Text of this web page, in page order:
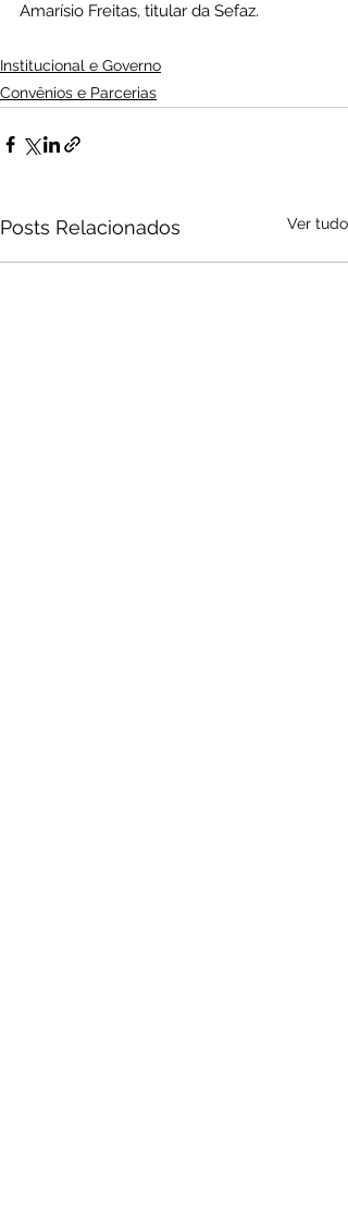
Amarísio Freitas, titular da Sefaz.
Institucional e Governo
Convênios e Parcerias
Posts Relacionados Ver tudo